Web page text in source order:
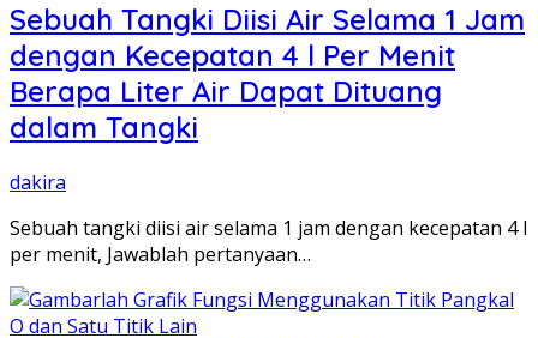
Sebuah Tangki Diisi Air Selama 1 Jam
dengan Kecepatan 4 l Per Menit
Berapa Liter Air Dapat Dituang
dalam Tangki
dakira
Sebuah tangki diisi air selama 1 jam dengan kecepatan 4 l
per menit, Jawablah pertanyaan…